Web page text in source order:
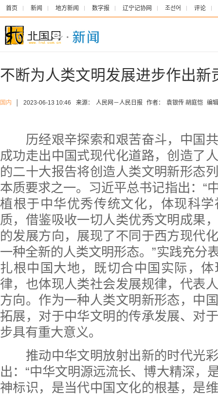
首页 新闻 地方新闻 数字报 辽宁记协网 조선어 评论
不断为人类文明发展进步作出新
国内 2023-06-13 10:46 来源： 人民网－人民日报 作者： 袁银传 胡庭恺 编
历经艰辛探索和艰苦奋斗，中国共
成功走出中国式现代化道路，创造了
的二十大报告将创造人类文明新形态
本质要求之一。习近平总书记指出：“
植根于中华优秀传统文化，体现科
质，借鉴吸收一切人类优秀文明成果
的发展方向，展现了不同于西方现代
一种全新的人类文明形态。”实践充分
扎根中国大地，既切合中国实际，
律，也体现人类社会发展规律，代表
方向。作为一种人类文明新形态，中
拓展，对于中华文明的传承发展、对
步具有重大意义。
推动中华文明放射出新的时代光彩
出：“中华文明源远流长、博大精深，
神标识，是当代中国文化的根基，是